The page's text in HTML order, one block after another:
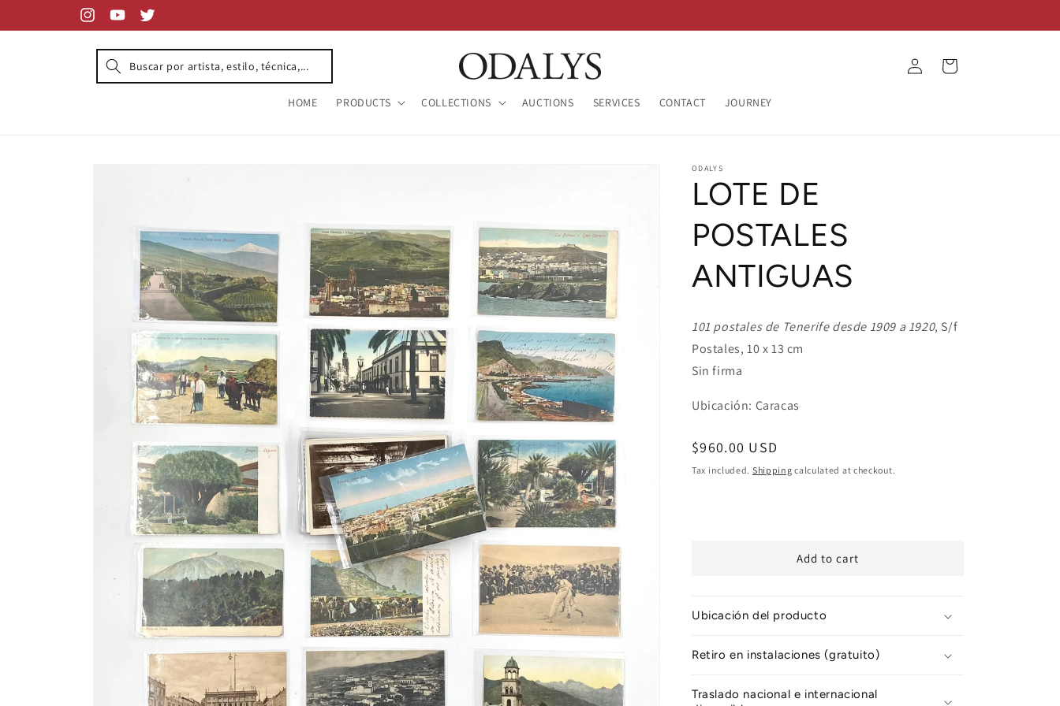
InstagramYouTubeTwitter
HOME PRODUCTS COLLECTIONS AUCTIONS SERVICES CONTACT JOURNEY
Log
in
Cart
ODALYS
LOTE DE
POSTALES
ANTIGUAS
101 postales de Tenerife desde 1909 a 1920, S/f
Postales, 10 x 13 cm
Sin firma
Ubicación: Caracas
Regular
price
$960.00 USD
Tax included. Shipping calculated at checkout.
Add to cart
Ubicación del producto
Retiro en instalaciones (gratuito)
Traslado nacional e internacional